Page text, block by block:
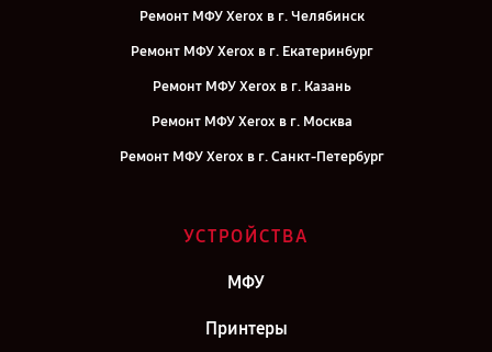
Ремонт МФУ Xerox в г. Челябинск
Ремонт МФУ Xerox в г. Екатеринбург
Ремонт МФУ Xerox в г. Казань
Ремонт МФУ Xerox в г. Москва
Ремонт МФУ Xerox в г. Санкт-Петербург
УСТРОЙСТВА
МФУ
Принтеры